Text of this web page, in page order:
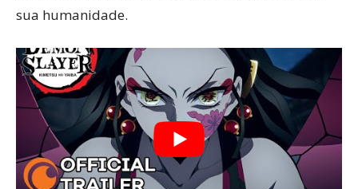
sua humanidade.